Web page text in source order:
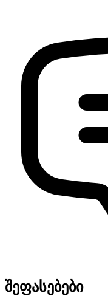
შეფასებები